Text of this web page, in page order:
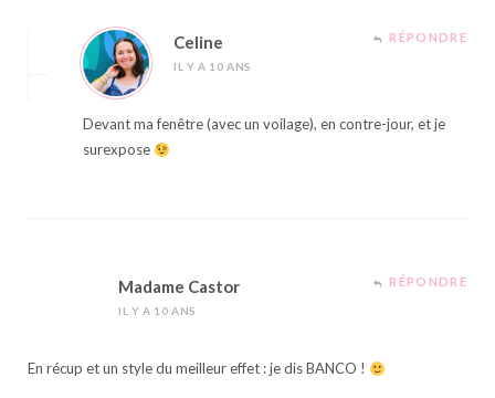
Celine
IL Y A 10 ANS
RÉPONDRE
Devant ma fenêtre (avec un voilage), en contre-jour, et je
surexpose
Madame Castor
IL Y A 10 ANS
RÉPONDRE
En récup et un style du meilleur effet : je dis BANCO !